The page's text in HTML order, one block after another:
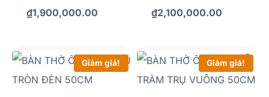
₫1,900,000.00
₫2,100,000.00
Giảm giá! Giảm giá!